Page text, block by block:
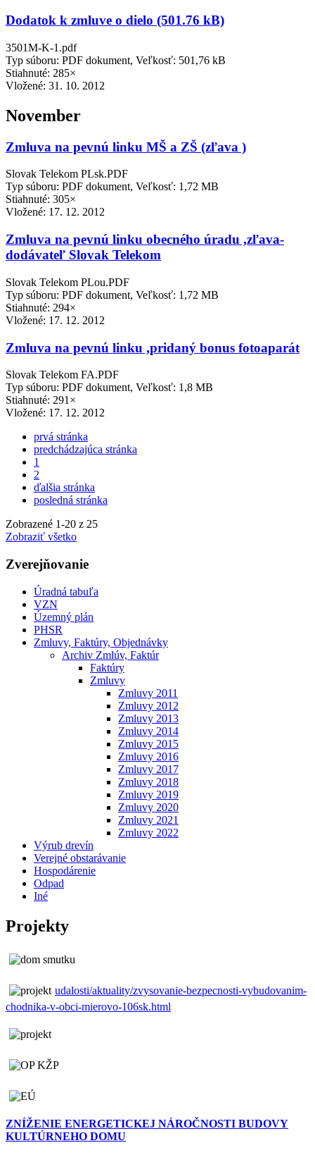
Dodatok k zmluve o dielo (501.76 kB)
3501M-K-1.pdf
Typ súboru: PDF dokument, Veľkosť: 501,76 kB
Stiahnuté: 285×
Vložené: 31. 10. 2012
November
Zmluva na pevnú linku MŠ a ZŠ (zľava )
Slovak Telekom PLsk.PDF
Typ súboru: PDF dokument, Veľkosť: 1,72 MB
Stiahnuté: 305×
Vložené: 17. 12. 2012
Zmluva na pevnú linku obecného úradu ,zľava-
dodávateľ Slovak Telekom
Slovak Telekom PLou.PDF
Typ súboru: PDF dokument, Veľkosť: 1,72 MB
Stiahnuté: 294×
Vložené: 17. 12. 2012
Zmluva na pevnú linku ,pridaný bonus fotoaparát
Slovak Telekom FA.PDF
Typ súboru: PDF dokument, Veľkosť: 1,8 MB
Stiahnuté: 291×
Vložené: 17. 12. 2012
prvá stránka
predchádzajúca stránka
1
2
ďalšia stránka
posledná stránka
Zobrazené 1-20 z 25
Zobraziť všetko
Zverejňovanie
Úradná tabuľa
VZN
Územný plán
PHSR
Zmluvy, Faktúry, Objednávky
Archiv Zmlúv, Faktúr
Faktúry
Zmluvy
Zmluvy 2011
Zmluvy 2012
Zmluvy 2013
Zmluvy 2014
Zmluvy 2015
Zmluvy 2016
Zmluvy 2017
Zmluvy 2018
Zmluvy 2019
Zmluvy 2020
Zmluvy 2021
Zmluvy 2022
Výrub drevín
Verejné obstarávanie
Hospodárenie
Odpad
Iné
Projekty
udalosti/aktuality/zvysovanie-bezpecnosti-vybudovanim-
chodnika-v-obci-mierovo-106sk.html
ZNÍŽENIE ENERGETICKEJ NÁROČNOSTI BUDOVY
KULTÚRNEHO DOMU